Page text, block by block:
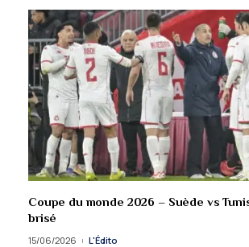
Coupe du monde 2026 – Suède vs
brisé
15/06/2026 L'Édito